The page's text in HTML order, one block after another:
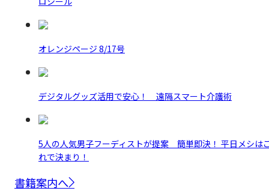
オレンジページ 8/17号
デジタルグッズ活用で安心！ 遠隔スマート介護術
5人の人気男子フーディストが提案 簡単即決！ 平日メシは
れで決まり！
書籍案内へ